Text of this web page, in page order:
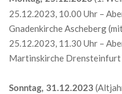
25.12.2023, 10.00 Uhr –
Gnadenkirche Ascheberg
25.12.2023, 11.30 Uhr –
Martinskirche Drensteinfurt
Sonntag, 31.12.2023